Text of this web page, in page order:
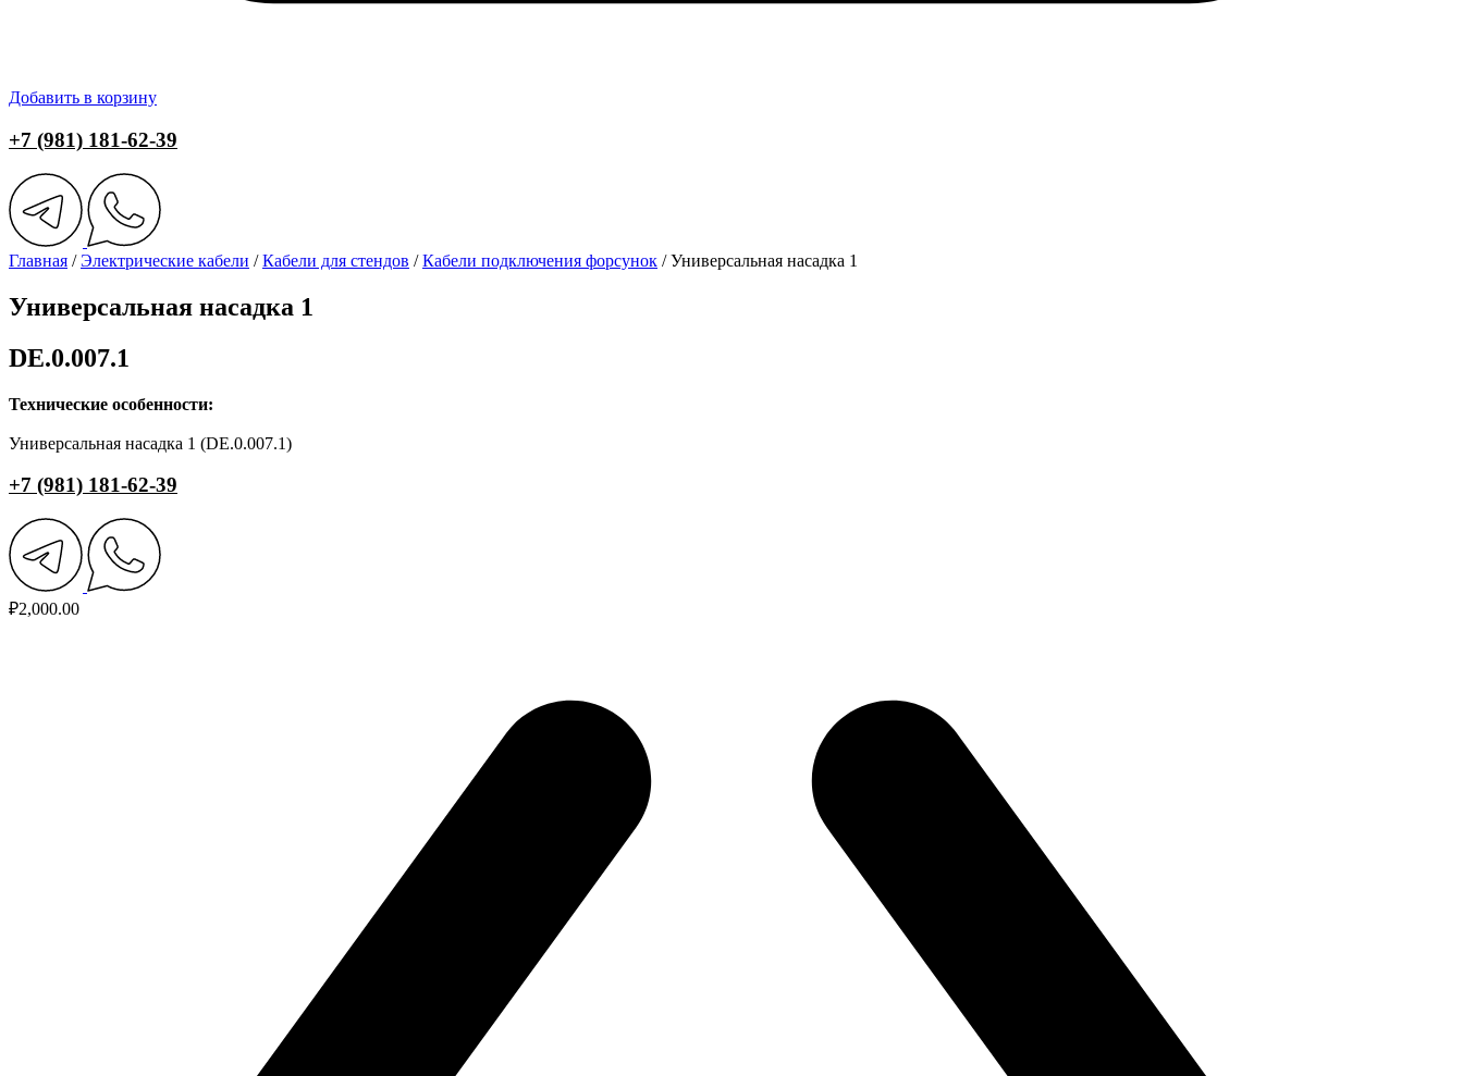
Добавить в корзину
+7 (981) 181-62-39
Главная /Электрические кабели /Кабели для стендов /Кабели подключения форсунок / Универсальная насадка 1
Универсальная насадка 1
DE.0.007.1
Технические особенности:
Универсальная насадка 1 (DE.0.007.1)
+7 (981) 181-62-39
₽2,000.00